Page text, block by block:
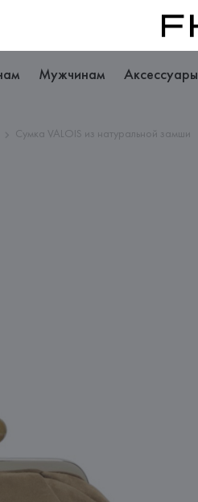
Мужчинам Аксессуары
Сумка VALOIS из натуральной замши